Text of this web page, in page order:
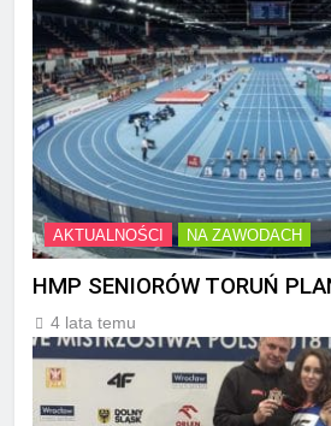
AKTUALNOŚCI NA ZAWODACH
HMP SENIORÓW TORUŃ
4 lata temu